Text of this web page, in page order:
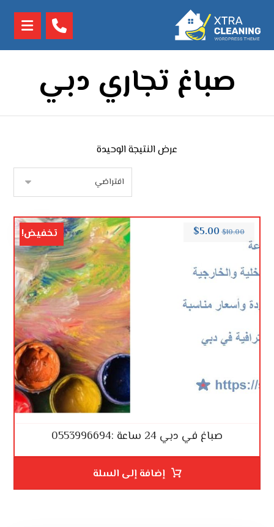
صباغ تجاري دبي
عرض النتيجة الوحيدة
صباغ في دبي 24 ساعة :0553996694
$10.00
$5.00 تخفيض!
إضافة إلى السلة